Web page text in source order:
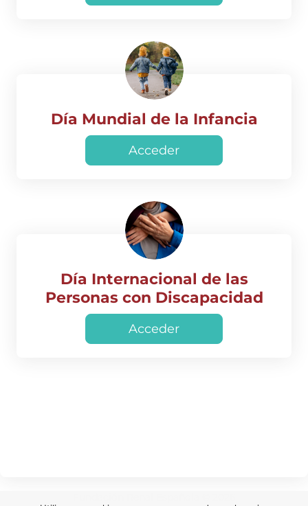
Día Mundial de la Infancia
Acceder
Día Internacional de las
Personas con Discapacidad
Acceder